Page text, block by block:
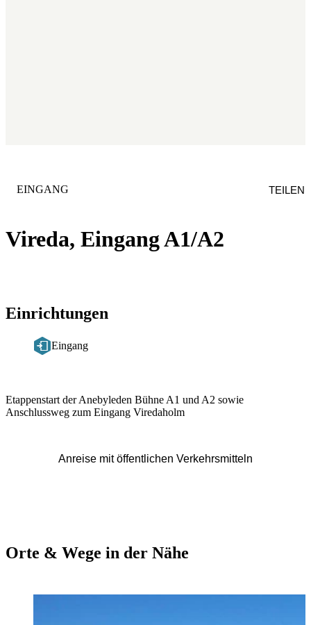
Vireda, Eingang A1/A2
KATEGORIE
EINGANG TEILEN
Einrichtungen
Eingang
Etappenstart der Anebyleden Bühne A1 und A2 sowie
Anschlussweg zum Eingang Viredaholm
Anreise mit öffentlichen Verkehrsmitteln
Orte & Wege in der Nähe